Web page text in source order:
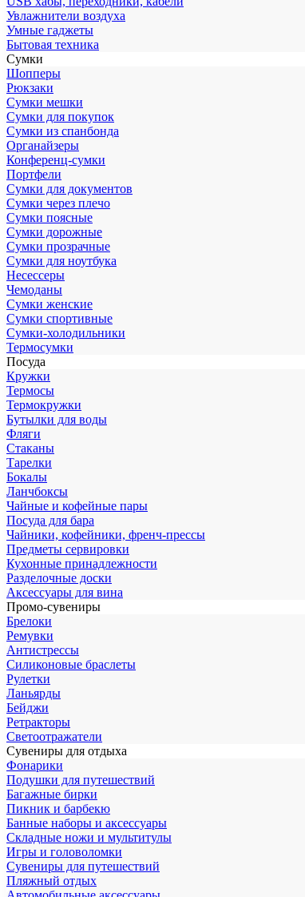
Увлажнители воздуха
Умные гаджеты
Бытовая техника
Сумки
Шопперы
Рюкзаки
Сумки мешки
Сумки для покупок
Сумки из спанбонда
Органайзеры
Конференц-сумки
Портфели
Сумки для документов
Сумки через плечо
Сумки поясные
Сумки дорожные
Сумки прозрачные
Сумки для ноутбука
Несессеры
Чемоданы
Сумки женские
Сумки спортивные
Сумки-холодильники
Термосумки
Посуда
Кружки
Термосы
Термокружки
Бутылки для воды
Фляги
Стаканы
Тарелки
Бокалы
Ланчбоксы
Чайные и кофейные пары
Посуда для бара
Чайники, кофейники, френч-прессы
Предметы сервировки
Кухонные принадлежности
Разделочные доски
Аксессуары для вина
Промо-сувениры
Брелоки
Ремувки
Антистрессы
Силиконовые браслеты
Рулетки
Ланьярды
Бейджи
Ретракторы
Светоотражатели
Сувениры для отдыха
Фонарики
Подушки для путешествий
Багажные бирки
Пикник и барбекю
Банные наборы и аксессуары
Складные ножи и мультитулы
Игры и головоломки
Сувениры для путешествий
Пляжный отдых